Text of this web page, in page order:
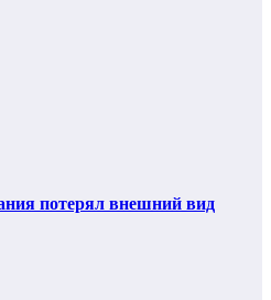
потерял внешний вид